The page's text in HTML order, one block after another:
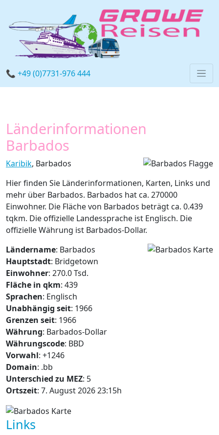
📞 +49 (0)7731-976 444
Länderinformationen
Barbados
Karibik, Barbados
Hier finden Sie Länderinformationen, Karten, Links und
mehr über Barbados. Barbados hat ca. 270000
Einwohner. Die Fläche von Barbados beträgt ca. 0.439
tqkm. Die offizielle Landessprache ist Englisch. Die
offizielle Währung ist Barbados-Dollar.
Ländername: Barbados
Hauptstadt: Bridgetown
Einwohner: 270.0 Tsd.
Fläche in qkm: 439
Sprachen: Englisch
Unabhängig seit: 1966
Grenzen seit: 1966
Währung: Barbados-Dollar
Währungscode: BBD
Vorwahl: +1246
Domain: .bb
Unterschied zu MEZ: 5
Ortszeit: 7. August 2026 23:15h
Links